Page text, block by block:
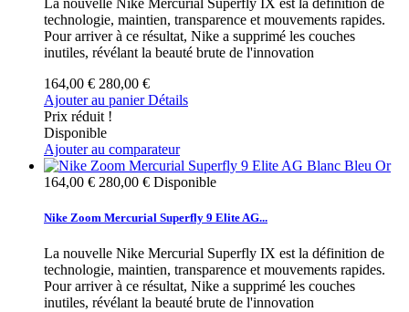
technologie, maintien, transparence et mouvements rapides.
Pour arriver à ce résultat, Nike a supprimé les couches
inutiles, révélant la beauté brute de l'innovation
164,00 € 280,00 €
Ajouter au panier Détails
Prix réduit !
Disponible
Ajouter au comparateur
164,00 € 280,00 € Disponible
Nike Zoom Mercurial Superfly 9 Elite AG...
La nouvelle Nike Mercurial Superfly IX est la définition de
technologie, maintien, transparence et mouvements rapides.
Pour arriver à ce résultat, Nike a supprimé les couches
inutiles, révélant la beauté brute de l'innovation